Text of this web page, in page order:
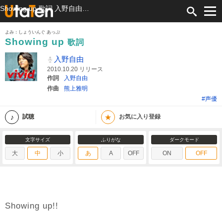
よみ：しょういんぐ あっぷ
Showing up 歌詞
入野自由
2010.10.20 リリース
作詞
入野自由
作曲
熊上雅明
#声優
試聴 ★ お気に入り登録
文字サイズ
大 中 小
ふりがな
あ A OFF
ダークモード
ON OFF
Showing up!!